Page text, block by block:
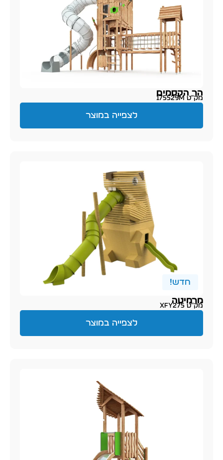
הר הקסמים
מק״ט 175529M
לצפייה במוצר
חדש!
מרמיטה
מק״ט XFY275
לצפייה במוצר